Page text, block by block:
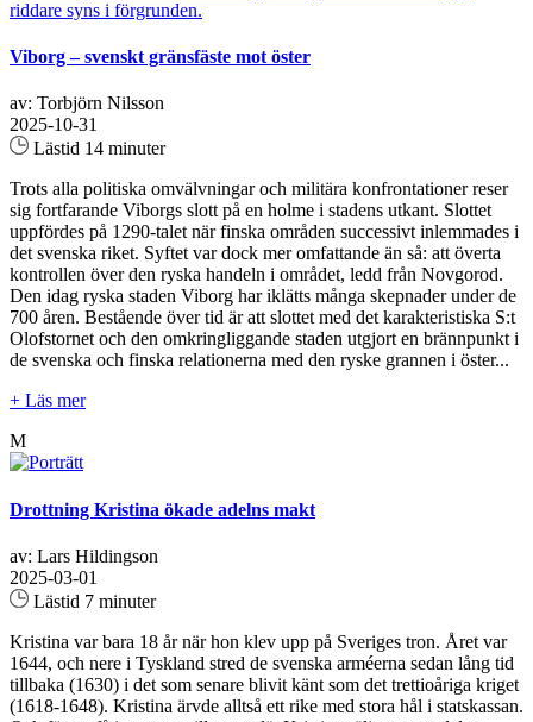
Viborg – svenskt gränsfäste mot öster
av: Torbjörn Nilsson
2025-10-31
Lästid 14 minuter
Trots alla politiska omvälvningar och militära konfrontationer reser
sig fortfarande Viborgs slott på en holme i stadens utkant. Slottet
uppfördes på 1290-talet när finska områden successivt inlemmades i
det svenska riket. Syftet var dock mer omfattande än så: att överta
kontrollen över den ryska handeln i området, ledd från Novgorod.
Den idag ryska staden Viborg har iklätts många skepnader under de
700 åren. Bestående över tid är att slottet med det karakteristiska S:t
Olofstornet och den omkringliggande staden utgjort en brännpunkt i
de svenska och finska relationerna med den ryske grannen i öster...
+ Läs mer
M
Drottning Kristina ökade adelns makt
av: Lars Hildingson
2025-03-01
Lästid 7 minuter
Kristina var bara 18 år när hon klev upp på Sveriges tron. Året var
1644, och nere i Tyskland stred de svenska arméerna sedan lång tid
tillbaka (1630) i det som senare blivit känt som det trettioåriga kriget
(1618-1648). Kristina ärvde alltså ett rike med stora hål i statskassan.